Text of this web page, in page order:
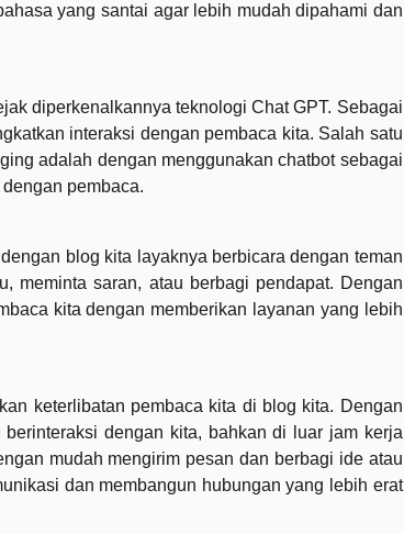
yang santai agar lebih mudah dipahami dan
diperkenalkannya teknologi Chat GPT. Sebagai
interaksi dengan pembaca kita. Salah satu
adalah dengan menggunakan chatbot sebagai
pembaca.
blog kita layaknya berbicara dengan teman
meminta saran, atau berbagi pendapat. Dengan
kita dengan memberikan layanan yang lebih
keterlibatan pembaca kita di blog kita. Dengan
dengan kita, bahkan di luar jam kerja
mudah mengirim pesan dan berbagi ide atau
dan membangun hubungan yang lebih erat